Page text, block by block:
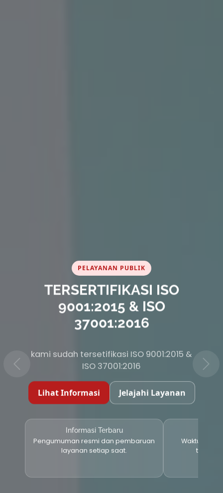
PELAYANAN PUBLIK
TERSERTIFIKASI ISO
9001:2015 & ISO
37001:2016
ISO 37001:2016
Lihat Informasi Jelajahi Layanan
Informasi Terbaru
Pengumuman resmi dan pembaruan
layanan setiap saat.
Waktu